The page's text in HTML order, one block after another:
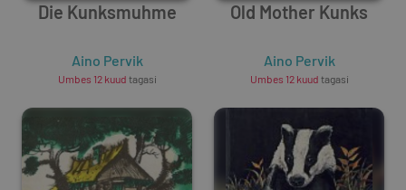
Die Kunksmuhme
Aino Pervik
Umbes 12 kuud tagasi
Old Mother Kunks
Aino Pervik
Umbes 12 kuud tagasi